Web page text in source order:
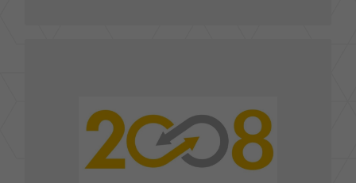
TEL : 02-77182988
FAX : 02-77182588
E-mail :
service@2008-media.com